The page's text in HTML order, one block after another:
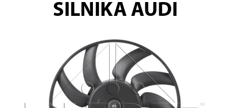
SILNIKA AUDI